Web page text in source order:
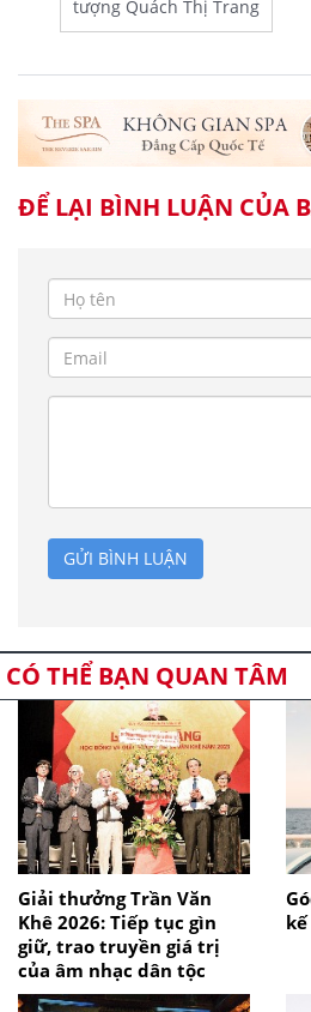
tượng Quách Thị Trang
ĐỂ LẠI BÌNH LUẬN CỦA
GỬI BÌNH LUẬN
CÓ THỂ BẠN QUAN TÂM
Giải thưởng Trần Văn
Khê 2026: Tiếp tục gìn
giữ, trao truyền giá trị
của âm nhạc dân tộc